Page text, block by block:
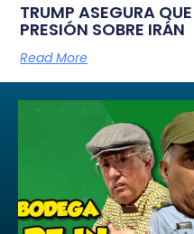
TRUMP ASEGURA
PRESIÓN SOBRE IRÁN
Read More